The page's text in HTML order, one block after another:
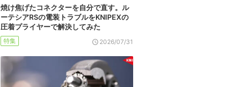
焼け焦げたコネクターを自分で直す。ル
ーテシアRSの電装トラブルをKNIPEXの
圧着プライヤーで解決してみた
特集 2026/07/31